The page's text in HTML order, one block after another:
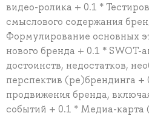
видео-ролика + 0.1 *
смыслового содержания
Формулирование основных
нового бренда + 0.1 * SWOT-
достоинств, недостатков,
перспектив (ре)брендинга
продвижения бренда,
событий + 0.1 * Медиа-карта